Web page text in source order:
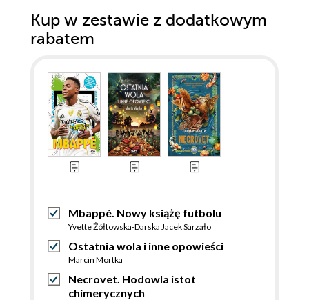
Kup w zestawie z dodatkowym
rabatem
Mbappé. Nowy książę futbolu
Yvette Żółtowska-Darska Jacek Sarzało
Ostatnia wola i inne opowieści
Marcin Mortka
Necrovet. Hodowla istot
chimerycznych